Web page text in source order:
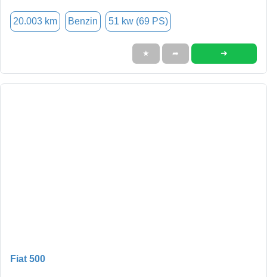
20.003 km Benzin 51 kw (69 PS)
★ ➦ ➜
Fiat 500